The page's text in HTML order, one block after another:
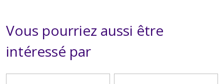
Vous pourriez aussi être
intéressé par